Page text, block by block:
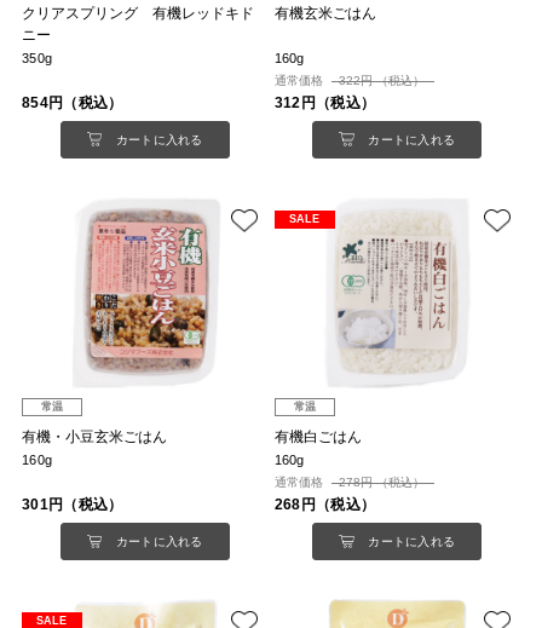
クリアスプリング 有機レッドキド
ニー
350g
854円（税込）
カートに入れる
有機玄米ごはん
160g
通常価格 322円 （税込）
312円（税込）
カートに入れる
常温
有機・小豆玄米ごはん
160g
301円（税込）
カートに入れる
SALE
常温
有機白ごはん
160g
通常価格 278円 （税込）
268円（税込）
カートに入れる
SALE